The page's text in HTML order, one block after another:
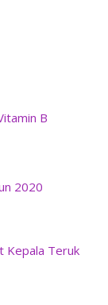
B
2020
Kepala Teruk